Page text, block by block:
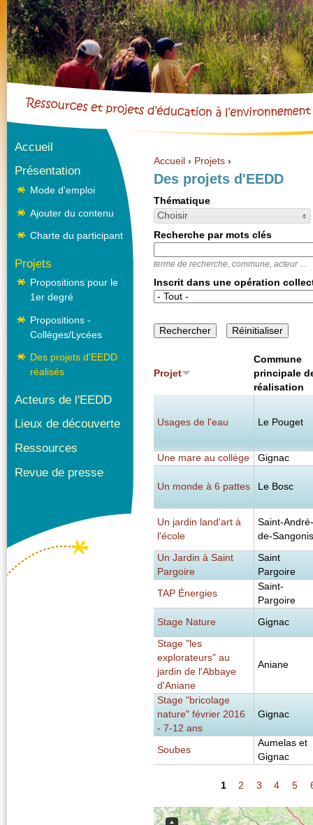
Aller
Vous êtes ici
Accueil › Projets ›
Des projets d'EEDD
Thématique
Choisir
Recherche par mots clés
terme de recherche, commune, acteur ...
Inscrit dans une opération
Projet
Commune
principale
réalisation
Usages de l'eau Le Pouget
Une mare au collège Gignac
Un monde à 6 pattes Le Bosc
Un jardin land'art à
l'école
Saint-André-
de-Sangonis
Un Jardin à Saint
Pargoire
Saint
Pargoire
TAP Énergies
Saint-
Pargoire
Stage Nature Gignac
Stage "les
explorateurs" au
jardin de l'Abbaye
d'Aniane
Aniane
Stage "bricolage
nature" février 2016
- 7-12 ans
Gignac
Soubes
Aumelas et
Gignac
1 2 3 4 5
Accueil
Présentation
Mode d'emploi
Ajouter du contenu
Charte du participant
Projets
Propositions pour le
1er degré
Propositions -
Collèges/Lycées
Des projets d'EEDD
réalisés
Acteurs de l'EEDD
Lieux de découverte
Ressources
Revue de presse
Cookies management panel